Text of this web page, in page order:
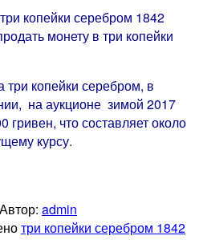
копейки серебром 1842
монету в три копейки
копейки серебром, в
на аукционе зимой 2017
гривен, что составляет около
курсу.
Автор: admin
три копейки серебром 1842